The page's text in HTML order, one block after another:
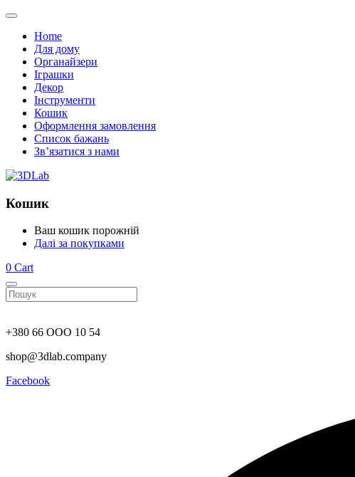
Home
Для дому
Органайзери
Іграшки
Декор
Інструменти
Кошик
Оформлення замовлення
Список бажань
Зв’язатися з нами
Кошик
Ваш кошик порожній
Далі за покупками
0 Cart
+380 66 ООО 10 54
shop@3dlab.company
Facebook